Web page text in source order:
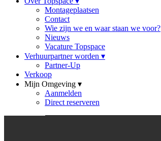
Montageplaatsen
Contact
Wie zijn we en waar staan we voor?
Nieuws
Vacature Topspace
Verhuurpartner worden ▾
Partner-Up
Verkoop
Mijn Omgeving ▾
Aanmelden
Direct reserveren